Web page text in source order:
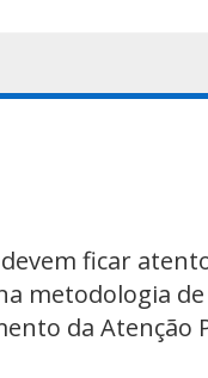
ficar
metodologia de
da Atenção